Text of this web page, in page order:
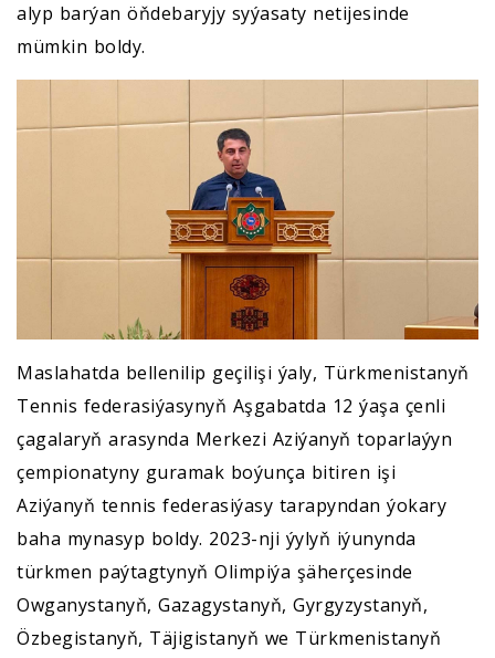
alyp barýan öňdebaryjy syýasaty netijesinde
mümkin boldy.
Maslahatda bellenilip geçilişi ýaly, Türkmenistanyň
Tennis federasiýasynyň Aşgabatda 12 ýaşa çenli
çagalaryň arasynda Merkezi Aziýanyň toparlaýyn
çempionatyny guramak boýunça bitiren işi
Aziýanyň tennis federasiýasy tarapyndan ýokary
baha mynasyp boldy. 2023-nji ýylyň iýunynda
türkmen paýtagtynyň Olimpiýa şäherçesinde
Owganystanyň, Gazagystanyň, Gyrgyzystanyň,
Özbegistanyň, Täjigistanyň we Türkmenistanyň